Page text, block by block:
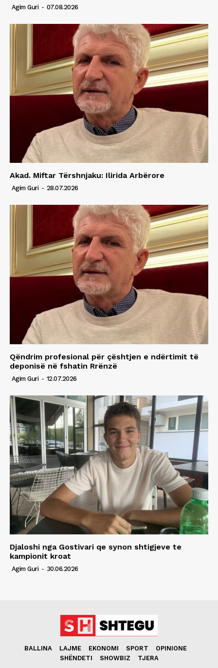
Agim Guri - 07.08.2026
Akad. Miftar Tërshnjaku: Ilirida Arbërore
Agim Guri - 28.07.2026
Qëndrim profesional për çështjen e ndërtimit të
deponisë në fshatin Rrënzë
Agim Guri - 12.07.2026
Djaloshi nga Gostivari qe synon shtigjeve te
kampionit kroat
Agim Guri - 30.06.2026
BALLINA LAJME EKONOMI SPORT
OPINIONE
SHËNDETI
SHOWBIZ TJERA